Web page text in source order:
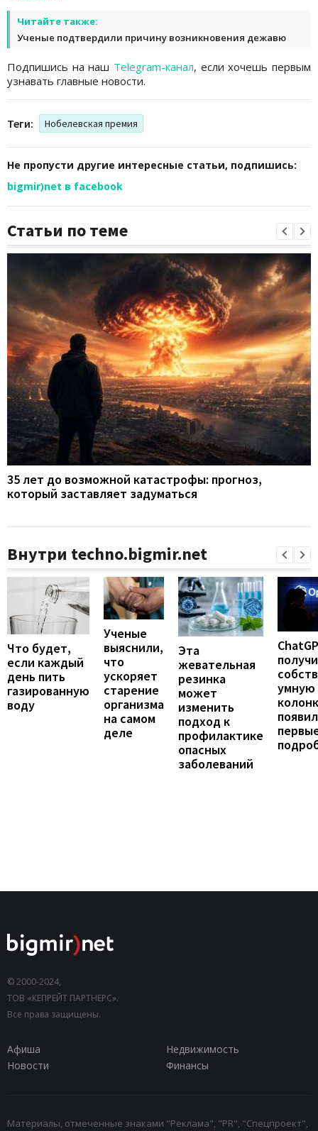
Читайте также:
Ученые подтвердили причину возникновения дежавю
Подпишись на наш Telegram-канал, если хочешь первым
узнавать главные новости.
Теги: Нобелевская премия
Не пропусти другие интересные статьи, подпишись:
bigmir)net в facebook
Статьи по теме
35 лет до возможной катастрофы: прогноз,
который заставляет задуматься
Внутри techno.bigmir.net
Что будет,
если каждый
день пить
газированную
воду
Ученые
выяснили,
что
ускоряет
старение
организма
на самом
деле
Эта
жевательная
резинка
может
изменить
подход к
профилактике
опасных
заболеваний
умную
© 2000-2024,
ТОВ «КЕПРЕЙТ ПАРТНЕРС».
Все права защищены.
Афиша
Недвижимость
Новости
Финансы
Материалы, отмеченные знаками "Реклама", "PR", "Спецпроект",